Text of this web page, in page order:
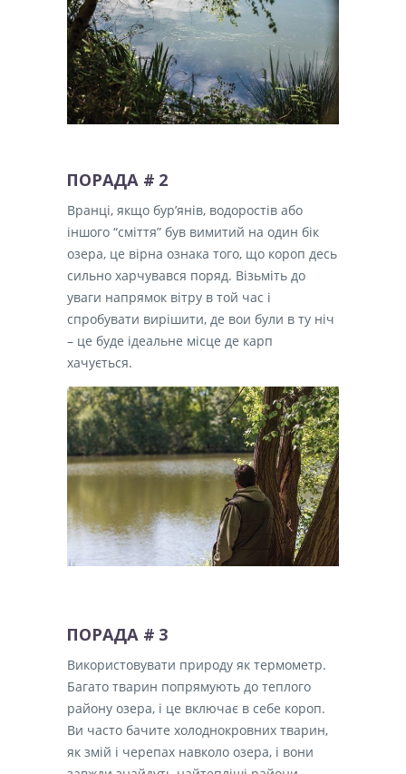
ПОРАДА # 2
Вранці, якщо бур’янів, водоростів або
іншого “сміття” був вимитий на один бік
озера, це вірна ознака того, що короп десь
сильно харчувався поряд. Візьміть до
уваги напрямок вітру в той час і
спробувати вирішити, де вои були в ту ніч
– це буде ідеальне місце де карп
хачується.
ПОРАДА # 3
Використовувати природу як термометр.
Багато тварин попрямують до теплого
району озера, і це включає в себе короп.
Ви часто бачите холоднокровних тварин,
як змій і черепах навколо озера, і вони